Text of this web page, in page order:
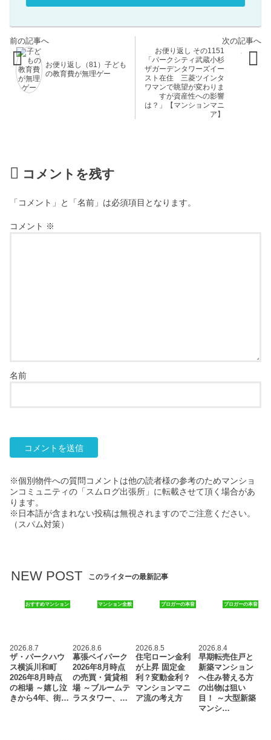
お便り返し（81）子ども
の教育費が無理ゲー
お便り返し その1151
「パークシティ武蔵小杉
ザガーデンタワーズイー
スト在住 三菱ツインタ
ワマンで眺望が変わりま
すが資産性への影響
は？」【マンションマニ
ア】
コメントを残す
「コメント」と「名前」は必須項目となります。
コメント ※
名前
※個別物件への質問コメントは他の読者様の参考のためマンショ
ンコミュニティの「スムログ出張所」に転載させて頂く場合があ
ります。
※日本語が含まれない投稿は無視されますのでご注意ください。
（スパム対策）
NEW POST このライターの最新記事
おすすめマンション
2026.8.7
ザ・パークハウ
ス横浜川和町
2026年8月時点
の相場 ～嬉し泣
きから4年、街…
マンション全般
2026.8.6
幕張ベイパーク
2026年8月時点
の売買・賃貸相
場 ～ブルームテ
ラスタワー、…
ブロガーの本音
2026.8.5
住宅ローン金利
が上昇 固定金
利？変動金利？
マンションマニ
ア流の考え方
ブロガーの本音
2026.8.4
早期転売住戸と
新築マンション
へ住み替える方
の出物は狙い
目！ ～大型新築
マンシ…